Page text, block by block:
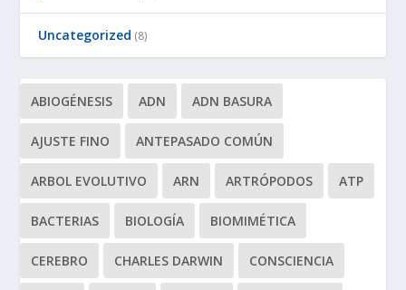
Uncategorized (8)
ABIOGÉNESIS ADN ADN BASURA
AJUSTE FINO ANTEPASADO COMÚN
ARBOL EVOLUTIVO ARN ARTRÓPODOS ATP
BACTERIAS BIOLOGÍA BIOMIMÉTICA
CEREBRO CHARLES DARWIN CONSCIENCIA